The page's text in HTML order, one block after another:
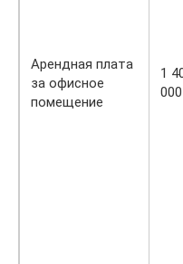
Арендная плата
за офисное
помещение
1
000